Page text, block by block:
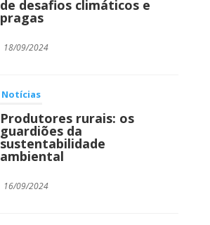
de desafios climáticos e
pragas
18/09/2024
Notícias
Produtores rurais: os
guardiões da
sustentabilidade
ambiental
16/09/2024